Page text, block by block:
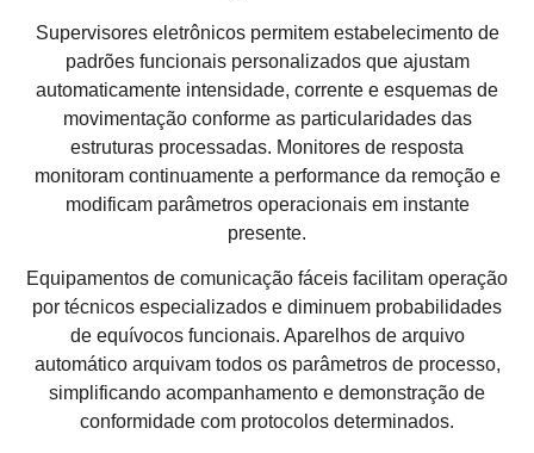
Supervisores eletrônicos permitem estabelecimento de
padrões funcionais personalizados que ajustam
automaticamente intensidade, corrente e esquemas de
movimentação conforme as particularidades das
estruturas processadas. Monitores de resposta
monitoram continuamente a performance da remoção e
modificam parâmetros operacionais em instante
presente.
Equipamentos de comunicação fáceis facilitam operação
por técnicos especializados e diminuem probabilidades
de equívocos funcionais. Aparelhos de arquivo
automático arquivam todos os parâmetros de processo,
simplificando acompanhamento e demonstração de
conformidade com protocolos determinados.